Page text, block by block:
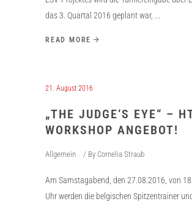
das 3. Quartal 2016 geplant war,
READ MORE
21. August 2016
„THE JUDGE‘S EYE“ –
WORKSHOP ANGEBOT!
Allgemein By Cornelia Straub
Am Samstagabend, den 27.08.2016, von
Uhr werden die belgischen Spitzentrainer